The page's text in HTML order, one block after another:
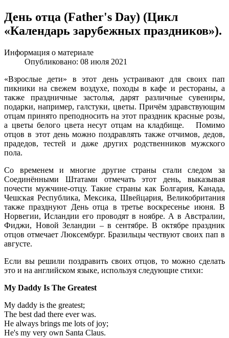
День отца (Father's Day) (Цикл
«Календарь зарубежных праздников»).
Информация о материале
Опубликовано: 08 июля 2021
«Взрослые дети» в этот день устраивают для своих пап
пикники на свежем воздухе, походы в кафе и рестораны, а
также праздничные застолья, дарят различные сувениры,
подарки, например, галстуки, цветы. Причём здравствующим
отцам принято преподносить на этот праздник красные розы,
а цветы белого цвета несут отцам на кладбище. Помимо
отцов в этот день можно поздравлять также отчимов, дедов,
прадедов, тестей и даже других родственников мужского
пола.
Со временем и многие другие страны стали следом за
Соединёнными Штатами отмечать этот день, выказывая
почести мужчине-отцу. Такие страны как Болгария, Канада,
Чешская Республика, Мексика, Швейцария, Великобритания
также празднуют День отца в третье воскресенье июня. В
Норвегии, Исландии его проводят в ноябре. А в Австралии,
Фиджи, Новой Зеландии – в сентябре. В октябре праздник
отцов отмечает Люксембург. Бразильцы чествуют своих пап в
августе.
Если вы решили поздравить своих отцов, то можно сделать
это и на английском языке, используя следующие стихи:
My Daddy Is The Greatest
My daddy is the greatest;
The best dad there ever was.
He always brings me lots of joy;
He's my very own Santa Claus.